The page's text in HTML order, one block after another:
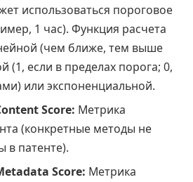
использоваться пороговое
1 час). Функция расчета
(чем ближе, тем выше
(1, если в пределах порога; 0,
или экспоненциальной.
Score: Метрика
(конкретные методы не
в патенте).
Score: Метрика